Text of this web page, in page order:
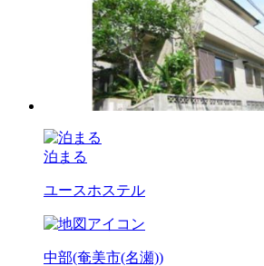
泊まる
ユースホステル
中部(奄美市(名瀬))